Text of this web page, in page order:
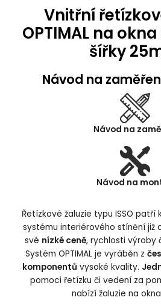
Vnitřní
OPTIMAL na
šířky
Návod na
Návod na
Návod na
Řetízkové žaluzie typu ISSO patří
systému interiérového stínění již
své nízké ceně, rychlosti výroby
Systém OPTIMAL je vyráběn z
komponentů vysoké kvality.
pomoci řetízku či vedení za
nabízí žaluzie na okna